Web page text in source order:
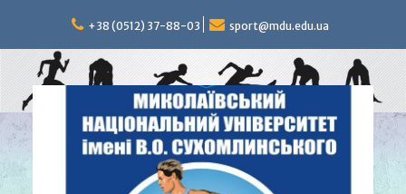
содержимому
+38 (0512) 37-88-03 sport@mdu.edu.ua